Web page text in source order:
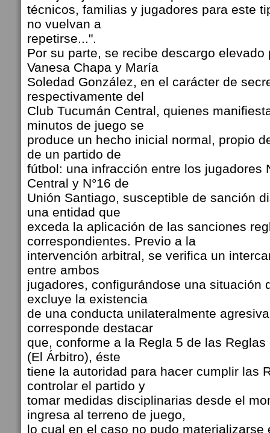
técnicos, familias y jugadores para este
no vuelvan a
repetirse...".
Por su parte, se recibe descargo elevado
Vanesa Chapa y María
Soledad González, en el carácter de
respectivamente del
Club Tucumán Central, quienes
minutos de juego se
produce un hecho inicial normal, propio
de un partido de
fútbol: una infracción entre los jugadores
Central y N°16 de
Unión Santiago, susceptible de sanción
una entidad que
exceda la aplicación de las sanciones
correspondientes. Previo a la
intervención arbitral, se verifica un
entre ambos
jugadores, configurándose una situación
excluye la existencia
de una conducta unilateralmente
corresponde destacar
que, conforme a la Regla 5 de las Reglas
(El Árbitro), éste
tiene la autoridad para hacer cumplir las
controlar el partido y
tomar medidas disciplinarias desde el
ingresa al terreno de juego,
lo cual en el caso no pudo materializarse